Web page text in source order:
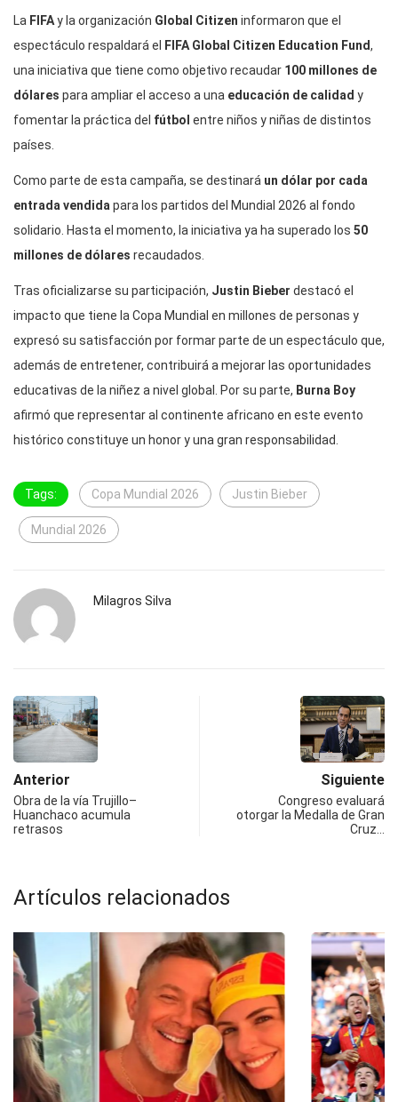
La FIFAy la organización Global Citizen informaron que el
espectáculo respaldará el
FIFA Global Citizen Education Fund,
una iniciativa que tiene como objetivo recaudar 100 millones de
dólares para ampliar el acceso a una educación de calidad y
fomentar la práctica del fútbol entre niños y niñas de distintos
países.
Como parte de esta campaña, se destinará un dólar por cada
entrada vendida para los partidos del Mundial 2026 al fondo
solidario. Hasta el momento, la iniciativa ya ha superado los 50
millones de dólares recaudados.
Tras oficializarse su participación, Justin Bieber destacó el
impacto que tiene la Copa Mundial en millones de personas y
expresó su satisfacción por formar parte de un espectáculo que,
además de entretener, contribuirá a mejorar las oportunidades
educativas de la niñez a nivel global. Por su parte, Burna Boy
afirmó que representar al continente africano en este evento
histórico constituye un honor y una gran responsabilidad.
Tags: Copa Mundial 2026 Justin Bieber
Mundial 2026
Milagros Silva
Anterior
Obra de la vía Trujillo–
Huanchaco acumula
retrasos
Siguiente
Congreso evaluará
otorgar la Medalla de Gran
Cruz…
Artículos relacionados